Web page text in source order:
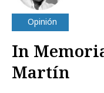
Opinión
In
Martín